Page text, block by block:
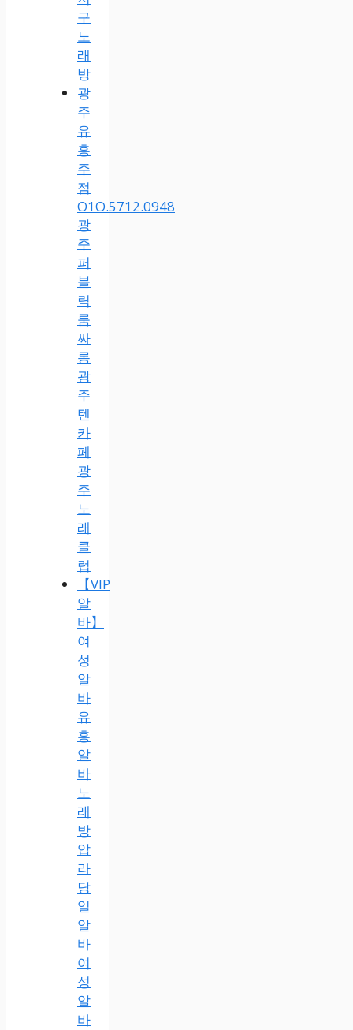
구
노
래
방
광
주
유
흥
주
점
O1O.5712.0948
광
주
퍼
블
릭
룸
싸
롱
광
주
텐
카
페
광
주
노
래
클
럽
【VIP
알
바】
여
성
알
바
유
흥
알
바
노
래
방
압
라
당
일
알
바
여
성
알
바